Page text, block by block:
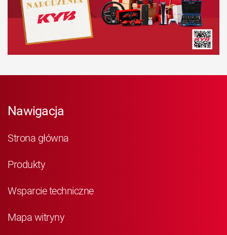
Nawigacja
Strona główna
Produkty
Wsparcie techniczne
Mapa witryny